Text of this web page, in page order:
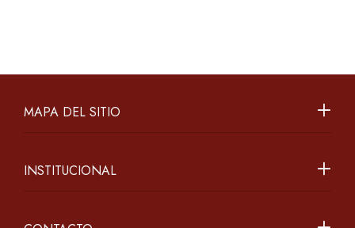
MAPA DEL SITIO
INSTITUCIONAL